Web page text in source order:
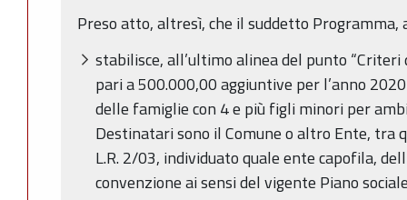
Preso atto, altresì, che il suddetto Programma,
stabilisce, all’ultimo alinea del punto
pari a 500.000,00 aggiuntive per l’anno
delle famiglie con 4 e più figli minori per
Destinatari sono il Comune o altro Ente, tra
L.R. 2/03, individuato quale ente capofila,
convenzione ai sensi del vigente Piano